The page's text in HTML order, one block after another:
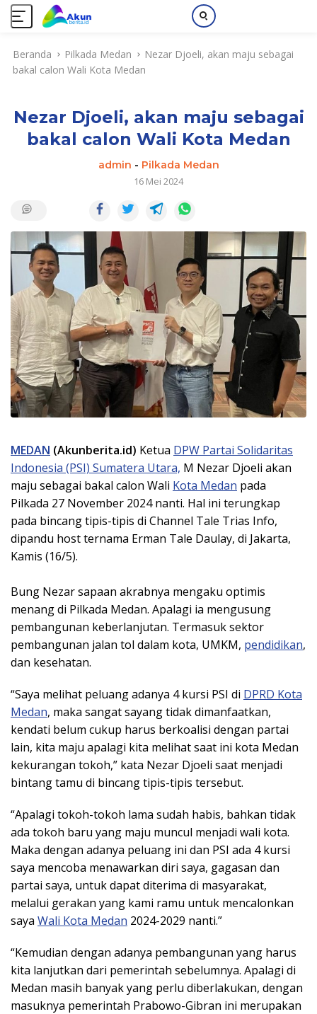
Beranda Pilkada Medan
Nezar Djoeli, akan maju sebagai
bakal calon Wali Kota Medan
Nezar Djoeli, akan maju sebagai
bakal calon Wali Kota Medan
admin - Pilkada Medan
16 Mei 2024
MEDAN (Akunberita.id) Ketua DPW Partai Solidaritas
Indonesia (PSI) Sumatera Utara, M Nezar Djoeli akan
maju sebagai bakal calon Wali Kota Medan pada
Pilkada 27 November 2024 nanti. Hal ini terungkap
pada bincang tipis-tipis di Channel Tale Trias Info,
dipandu host ternama Erman Tale Daulay, di Jakarta,
Kamis (16/5).
Bung Nezar sapaan akrabnya mengaku optimis
menang di Pilkada Medan. Apalagi ia mengusung
pembangunan keberlanjutan. Termasuk sektor
pembangunan jalan tol dalam kota, UMKM, pendidikan,
dan kesehatan.
“Saya melihat peluang adanya 4 kursi PSI di DPRD Kota
Medan, maka sangat sayang tidak dimanfaatkan,
kendati belum cukup harus berkoalisi dengan partai
lain, kita maju apalagi kita melihat saat ini kota Medan
kekurangan tokoh,” kata Nezar Djoeli saat menjadi
bintang tamu di bincang tipis-tipis tersebut.
“Apalagi tokoh-tokoh lama sudah habis, bahkan tidak
ada tokoh baru yang maju muncul menjadi wali kota.
Maka dengan adanya peluang ini dan PSI ada 4 kursi
saya mencoba menawarkan diri saya, gagasan dan
partai saya, untuk dapat diterima di masyarakat,
melalui gerakan yang kami ramu untuk mencalonkan
saya Wali Kota Medan 2024-2029 nanti.”
“Kemudian dengan adanya pembangunan yang harus
kita lanjutkan dari pemerintah sebelumnya. Apalagi di
Medan masih banyak yang perlu diberlakukan, dengan
masuknya pemerintah Prabowo-Gibran ini merupakan